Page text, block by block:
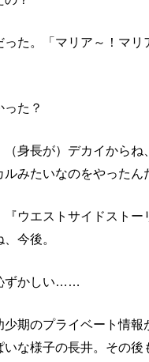
た。「マリア～！マリ
た？
身長が）デカイからね
みたいなのをやったん
ウエストサイドストー
今後。
ずかしい……
期のプライベート情報
な様子の長井。その後